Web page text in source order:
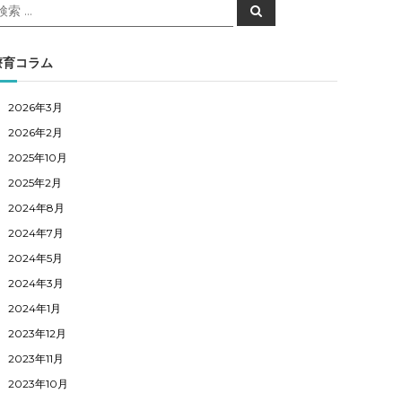
検
索
育コラム
2026年3月
2026年2月
2025年10月
2025年2月
2024年8月
2024年7月
2024年5月
2024年3月
2024年1月
2023年12月
2023年11月
2023年10月